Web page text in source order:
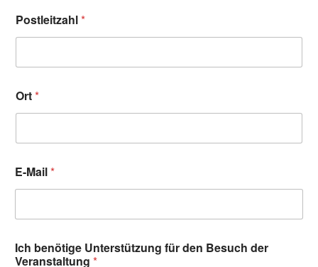
Postleitzahl*
Ort*
E-Mail*
Ich benötige Unterstützung für den Besuch der
Veranstaltung *